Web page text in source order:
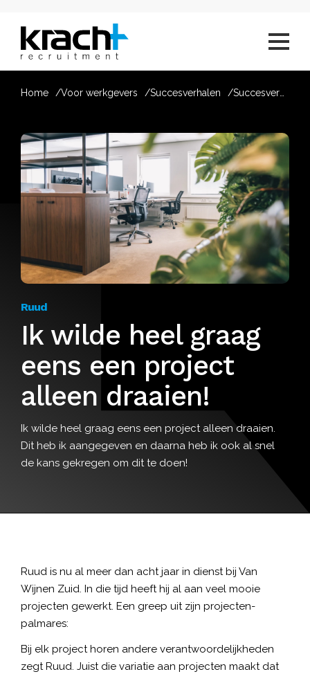
Home Voor werkgevers Succesverhalen
Ruud
Ik wilde heel graag
eens een project
alleen draaien!
Ik wilde heel graag eens een project alleen draaien.
Dit heb ik aangegeven en daarna heb ik ook al snel
de kans gekregen om dit te doen!
Ruud is nu al meer dan acht jaar in dienst bij Van
Wijnen Zuid. In die tijd heeft hij al aan veel mooie
projecten gewerkt. Een greep uit zijn projecten-
palmares:
Bij elk project horen andere verantwoordelijkheden
zegt Ruud. Juist die variatie aan projecten maakt dat